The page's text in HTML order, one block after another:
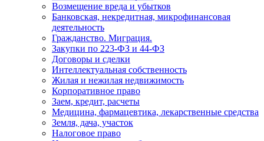
Возмещение вреда и убытков
Банковская, некредитная, микрофинансовая
деятельность
Гражданство. Миграция.
Закупки по 223-ФЗ и 44-ФЗ
Договоры и сделки
Интеллектуальная собственность
Жилая и нежилая недвижимость
Корпоративное право
Заем, кредит, расчеты
Медицина, фармацевтика, лекарственные средства
Земля, дача, участок
Налоговое право